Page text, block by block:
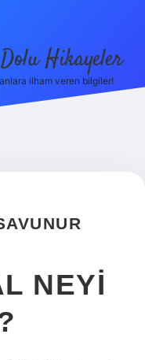
Hikayeler
ilham veren bilgiler!
NEYI